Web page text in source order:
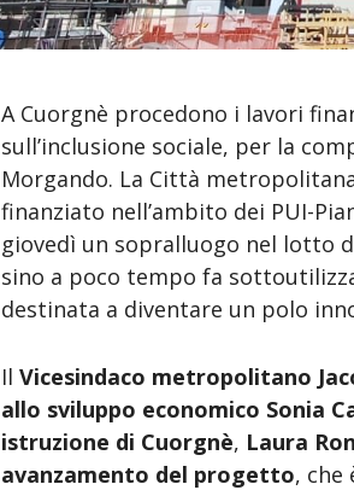
A Cuorgnè procedono i lavori
sull’inclusione sociale, per la
Morgando. La Città
finanziato nell’ambito dei PUI-
giovedì un sopralluogo nel lotto
sino a poco tempo fa
destinata a diventare un polo
IlVicesindaco metropolitano
allo sviluppo economico Sonia
istruzione di Cuorgnè, Laura
avanzamento del progetto, che